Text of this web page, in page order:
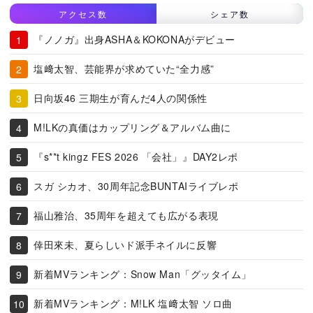
アクセス数 シェア数
『ノノガ』出身ASHA＆KOKONAがデビュー
塩﨑太智、芸能界が求めていた“全力感”
日向坂46 三期生が育んだ4人の関係性
M!LKの真価はカップリング＆アルバム曲に
『s**t kingz FES 2026 「会社」』DAY2レポ
スガ シカオ、30周年記念BUNTAIライブレポ
福山雅治、35周年を超えても広がる表現
倖田來未、夏らしいド派手ネイルに反響
新着MVランキング：Snow Man「グッタイム」
新着MVランキング：M!LK 塩﨑太智 ソロ曲